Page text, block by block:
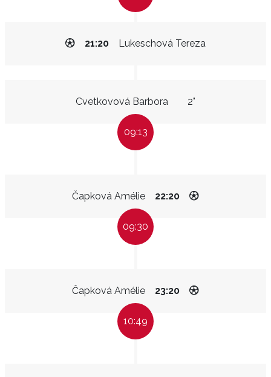
Lukeschová Tereza
21:20
Cvetkovová Barbora 2"
09:13
Čapková Amélie 22:20
09:30
Čapková Amélie 23:20
10:49